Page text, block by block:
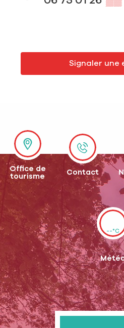
Signaler une
Office de
tourisme
Contact
--°C